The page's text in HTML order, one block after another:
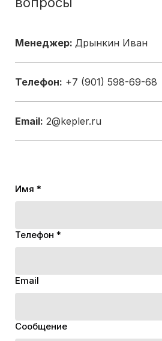
Менеджер: Дрынкин Иван
Телефон: +7 (901) 598-69-68
Email: 2@kepler.ru
Имя *
Телефон *
Email
Сообщение